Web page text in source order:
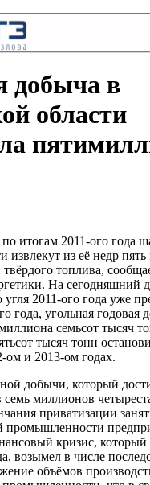
добыча в
области
итогам 2011-ого года
извлекут из её недр
топлива,
На сегодняшний
2011-ого года уже
года, угольная годовая
семьсот тысяч
тысяч тонн
ом и 2013-ом годах.
добычи, который
семь миллионов
приватизации
кризис, который
возымел в числе
объёмов